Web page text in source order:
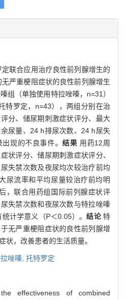
联合应用治疗良性前列腺增生的
严重梗阻症状的良性前列腺增生
组（单独使用特拉唑嗪，n=31）
特罗定，n=43），两组分别在治
分、储尿期刺激症状评分、最大
尿量、24 h排尿次数、24 h尿失
出现的不良事件。结果 用药12周
状评分、储尿期刺激症状评分、
失禁次数及夜尿均次较治疗前均
尿流率和平均尿量较治疗前均明
，联合用药组国际前列腺症状评
失禁次数和夜尿次数与特拉唑嗪
计学意义（P＜0.05）。结论特
无严重梗阻症状的良性前列腺增
状，改善患者的生活质量。
唑嗪, 托特罗定
effectiveness of combined